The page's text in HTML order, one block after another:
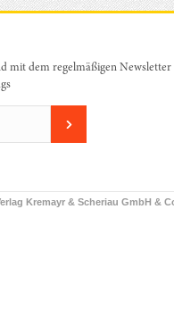
mit dem regelmäßigen Newsletter
Kremayr & Scheriau GmbH &